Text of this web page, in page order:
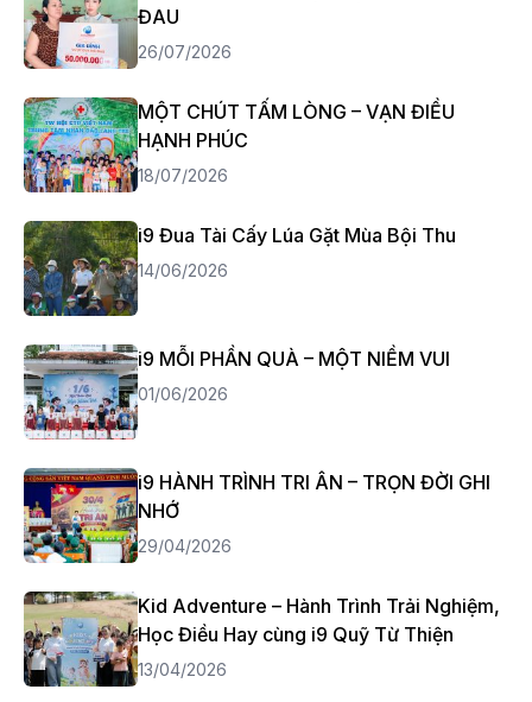
ĐAU
26/07/2026
MỘT CHÚT TẤM LÒNG – VẠN ĐIỀU
HẠNH PHÚC
18/07/2026
i9 Đua Tài Cấy Lúa Gặt Mùa Bội Thu
14/06/2026
i9 MỖI PHẦN QUÀ – MỘT NIỀM VUI
01/06/2026
i9 HÀNH TRÌNH TRI ÂN – TRỌN ĐỜI GHI
NHỚ
29/04/2026
Kid Adventure – Hành Trình Trải Nghiệm,
Học Điều Hay cùng i9 Quỹ Từ Thiện
13/04/2026